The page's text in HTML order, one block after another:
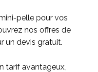
pelle pour vos
nos offres de
un devis gratuit.
tarif avantageux,